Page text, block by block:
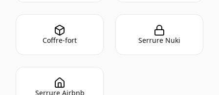
Coffre-fort Serrure Nuki
Serrure Airbnb